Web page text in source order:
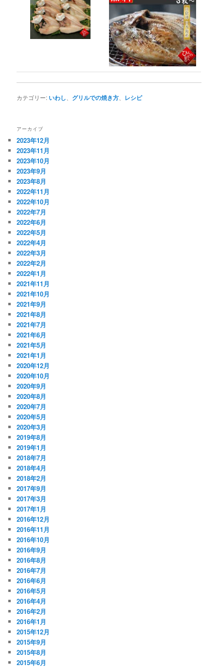
カテゴリー: いわし グリルでの焼き方 レシピ
アーカイブ
2023年12月
2023年11月
2023年10月
2023年9月
2023年8月
2022年11月
2022年10月
2022年7月
2022年6月
2022年5月
2022年4月
2022年3月
2022年2月
2022年1月
2021年11月
2021年10月
2021年9月
2021年8月
2021年7月
2021年6月
2021年5月
2021年1月
2020年12月
2020年10月
2020年9月
2020年8月
2020年7月
2020年5月
2020年3月
2019年8月
2019年1月
2018年7月
2018年4月
2018年2月
2017年9月
2017年3月
2017年1月
2016年12月
2016年11月
2016年10月
2016年9月
2016年8月
2016年7月
2016年6月
2016年5月
2016年4月
2016年2月
2016年1月
2015年12月
2015年9月
2015年8月
2015年6月